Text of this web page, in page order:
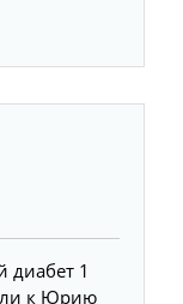
диабет 1
к Юрию